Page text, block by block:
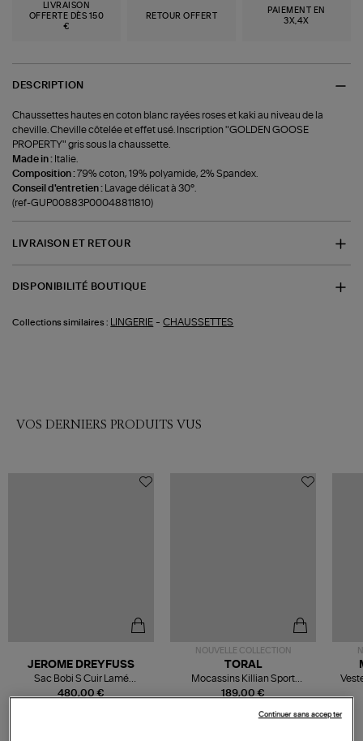
LIVRAISON
OFFERTE DÈS 150
€
RETOUR OFFERT
PAIEMENT EN
3X,4X
DESCRIPTION
Chaussettes hautes en coton blanc rayées roses et kaki au niveau de la
cheville. Cheville côtelée et effet usé. Inscription "GOLDEN GOOSE
PROPERTY" gris sous la chaussette.
Made in : Italie.
Composition :79% coton, 19% polyamide, 2% Spandex.
Conseil d'entretien :
Lavage délicat à 30°.
(ref-GUP00883P00048811810)
LIVRAISON ET RETOUR
DISPONIBILITÉ BOUTIQUE
Collections similaires : LINGERIE -CHAUSSETTES
VOS DERNIERS PRODUITS VUS
480,00 €
JEROME DREYFUSS
Sac Bobi S Cuir Lamé
Champagne
NOUVELLE COLLECTION
189,00 €
TORAL
Mocassins Killian Sport
Mousse
Continuer sans accepter